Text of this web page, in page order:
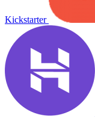
Kickstarter